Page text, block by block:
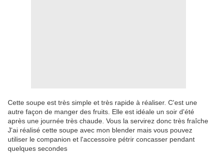
Cette soupe est très simple et très rapide à réaliser. C'est une
autre façon de manger des fruits. Elle est idéale un soir d'été
après une journée très chaude. Vous la servirez donc très fraîche
J'ai réalisé cette soupe avec mon blender mais vous pouvez
utiliser le companion et l'accessoire pétrir concasser pendant
quelques secondes